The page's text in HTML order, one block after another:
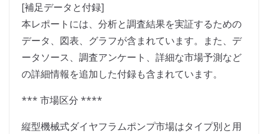
[補足データと付録]
本レポートには、分析と調査結果を実証するための
データ、図表、グラフが含まれています。また、デ
ータソース、調査アンケート、詳細な市場予測など
の詳細情報を追加した付録も含まれています。
*** 市場区分 ****
縦型機械式ダイヤフラムポンプ市場はタイプ別と用